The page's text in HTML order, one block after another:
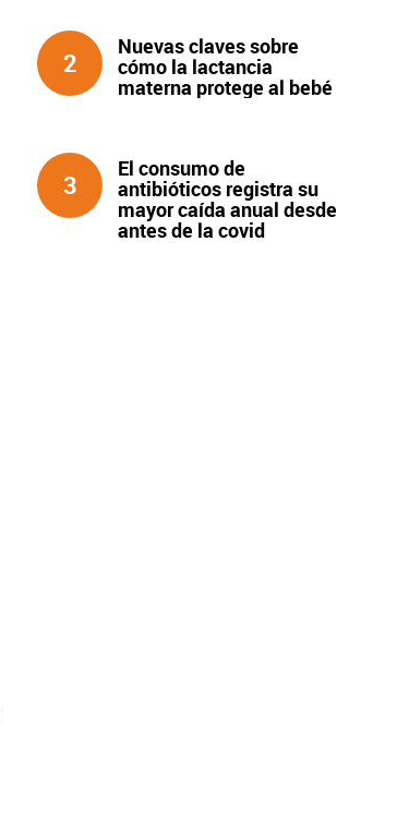
2
Nuevas claves sobre
cómo la lactancia
materna protege al bebé
3
El consumo de
antibióticos registra su
mayor caída anual desde
antes de la covid